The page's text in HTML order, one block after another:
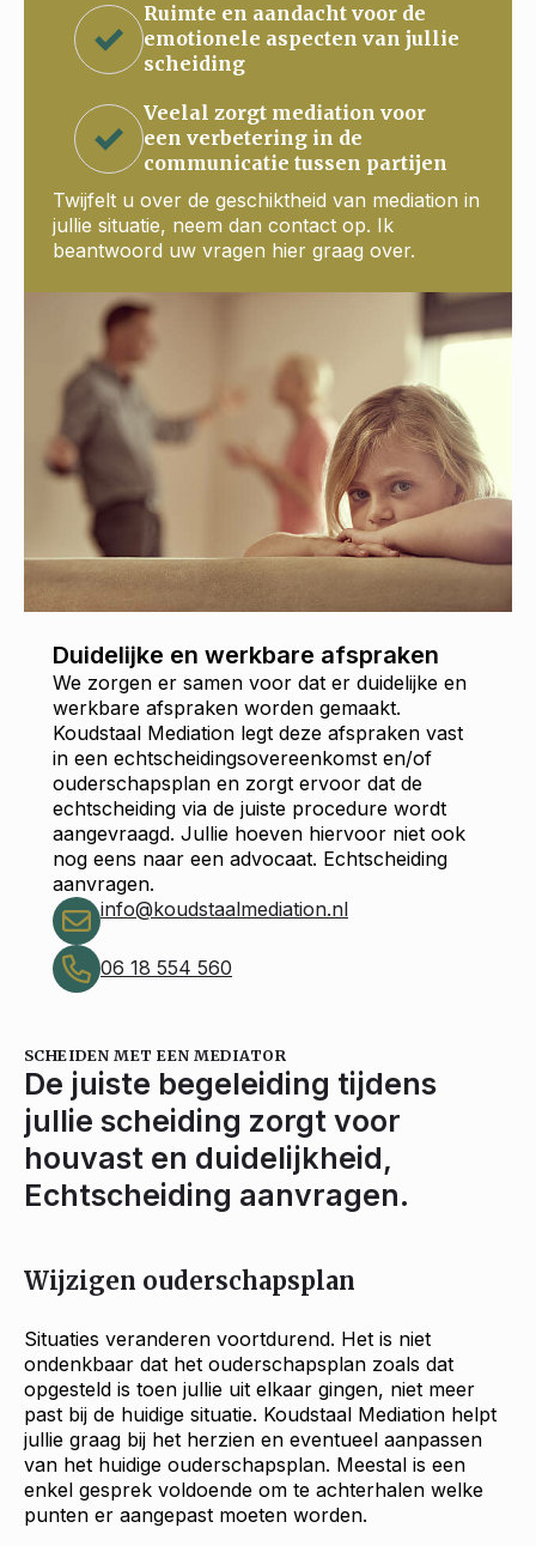
Ruimte en aandacht voor de
emotionele aspecten van jullie
scheiding
Veelal zorgt mediation voor
een verbetering in de
communicatie tussen partijen
Twijfelt u over de geschiktheid van mediation in
jullie situatie, neem dan contact op. Ik
beantwoord uw vragen hier graag over.
Duidelijke en werkbare afspraken
We zorgen er samen voor dat er duidelijke en
werkbare afspraken worden gemaakt.
Koudstaal Mediation legt deze afspraken vast
in een echtscheidingsovereenkomst en/of
ouderschapsplan en zorgt ervoor dat de
echtscheiding via de juiste procedure wordt
aangevraagd. Jullie hoeven hiervoor niet ook
nog eens naar een advocaat. Echtscheiding
aanvragen.
info@koudstaalmediation.nl
06 18 554 560
SCHEIDEN MET EEN MEDIATOR
De juiste begeleiding tijdens
jullie scheiding zorgt voor
houvast en duidelijkheid,
Echtscheiding aanvragen.
Wijzigen ouderschapsplan
Situaties veranderen voortdurend. Het is niet
ondenkbaar dat het ouderschapsplan zoals dat
opgesteld is toen jullie uit elkaar gingen, niet meer
past bij de huidige situatie. Koudstaal Mediation helpt
jullie graag bij het herzien en eventueel aanpassen
van het huidige ouderschapsplan. Meestal is een
enkel gesprek voldoende om te achterhalen welke
punten er aangepast moeten worden.